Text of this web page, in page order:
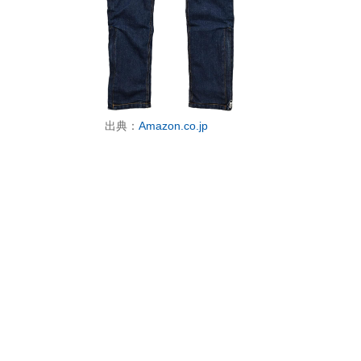
出典： Amazon.co.jp